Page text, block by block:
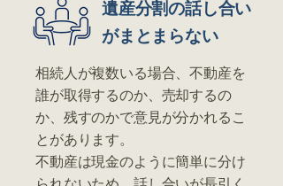
遺産分割の話し合い
がまとまらない
​相続人が複数いる場合、不動産を
誰が取得するのか、売却するの
か、残すのかで意見が分かれるこ
とがあります。
不動産は現金のように簡単に分け